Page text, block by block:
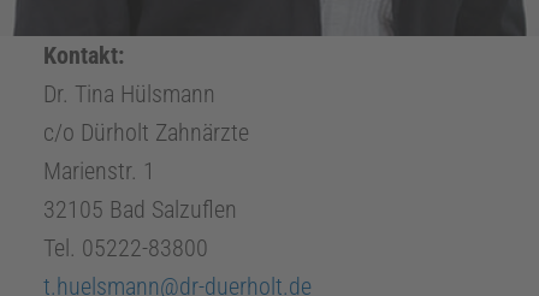
Kontakt:
Dr. Tina Hülsmann
c/o Dürholt Zahnärzte
Marienstr. 1
32105 Bad Salzuflen
Tel. 05222-83800
t.huelsmann@dr-duerholt.de